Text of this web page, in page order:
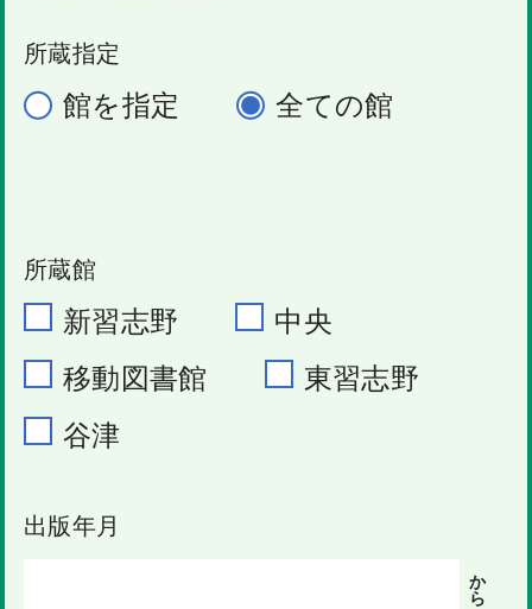
所蔵指定
館を指定 全ての館
所蔵館
新習志野
中央
移動図書館
東習志野
谷津
出版年月
か
ら